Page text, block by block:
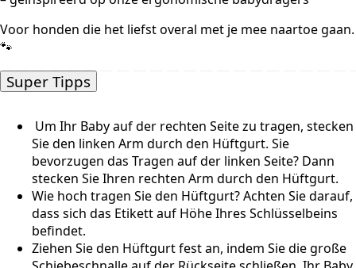
Voor honden die het liefst overal met je mee naartoe gaan.
🐾
Super Tipps
Um Ihr Baby auf der rechten Seite zu tragen, stecken
Sie den linken Arm durch den Hüftgurt. Sie
bevorzugen das Tragen auf der linken Seite? Dann
stecken Sie Ihren rechten Arm durch den Hüftgurt.
Wie hoch tragen Sie den Hüftgurt? Achten Sie darauf,
dass sich das Etikett auf Höhe Ihres Schlüsselbeins
befindet.
Ziehen Sie den Hüftgurt fest an, indem Sie die große